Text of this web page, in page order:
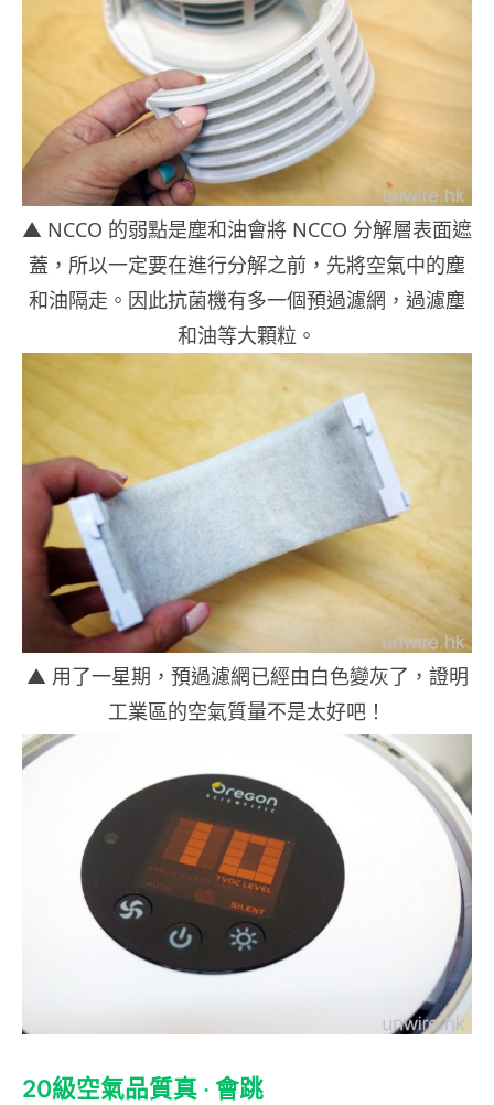
▲ NCCO 的弱點是塵和油會將 NCCO 分解層表面遮
蓋，所以一定要在進行分解之前，先將空氣中的塵
和油隔走。因此抗菌機有多一個預過濾網，過濾塵
和油等大顆粒。
▲ 用了一星期，預過濾網已經由白色變灰了，證明
工業區的空氣質量不是太好吧！
20級空氣品質真 ‧ 會跳